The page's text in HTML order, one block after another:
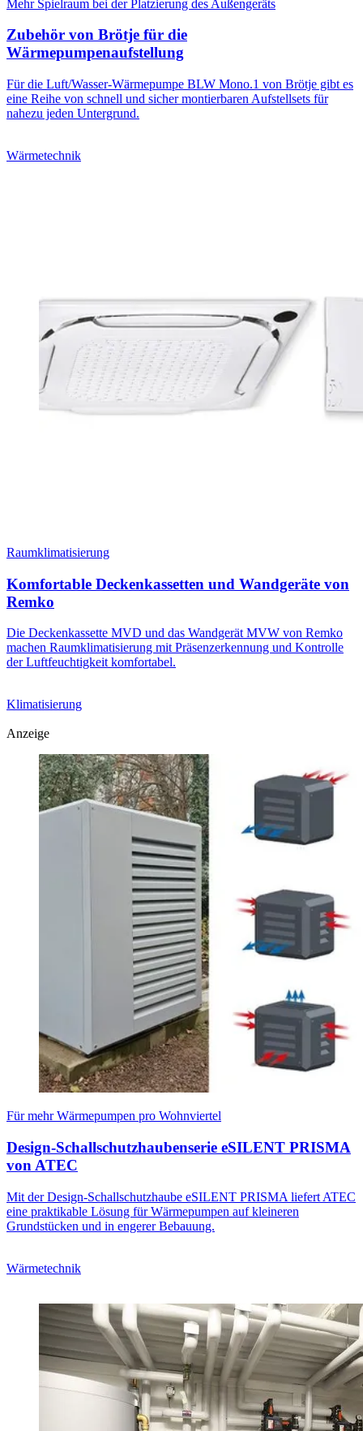
Mehr Spielraum bei der Platzierung des Außengeräts
Zubehör von Brötje für die
Wärmepumpenaufstellung
Für die Luft/Wasser-Wärmepumpe BLW Mono.1 von Brötje gibt es
eine Reihe von schnell und sicher montierbaren Aufstellsets für
nahezu jeden Untergrund.
Wärmetechnik
Raumklimatisierung
Komfortable Deckenkassetten und Wandgeräte von
Remko
Die Deckenkassette MVD und das Wandgerät MVW von Remko
machen Raumklimatisierung mit Präsenzerkennung und Kontrolle
der Luftfeuchtigkeit komfortabel.
Klimatisierung
Anzeige
Für mehr Wärmepumpen pro Wohnviertel
Design-Schallschutzhaubenserie eSILENT PRISMA
von ATEC
Mit der Design-Schallschutzhaube eSILENT PRISMA liefert ATEC
eine praktikable Lösung für Wärmepumpen auf kleineren
Grundstücken und in engerer Bebauung.
Wärmetechnik